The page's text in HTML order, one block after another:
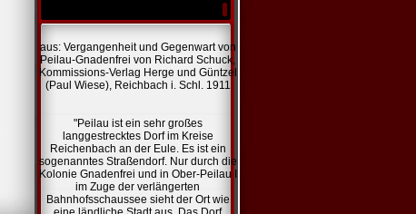
aus: Vergangenheit und Gegenwart von
Peilau-Gnadenfrei von Richard Schuck,
Kommissions-Verlag Herge und Güntzel
(Paul Wiese), Reichbach i. Schl. 1911
"Peilau ist ein sehr großes
langgestrecktes Dorf im Kreise
Reichenbach an der Eule. Es ist ein
sogenanntes Straßendorf. Nur durch die
Kolonie Gnadenfrei und in Ober-Peilau I
im Zuge der verlängerten
Bahnhofsschaussee sieht der Ort wie